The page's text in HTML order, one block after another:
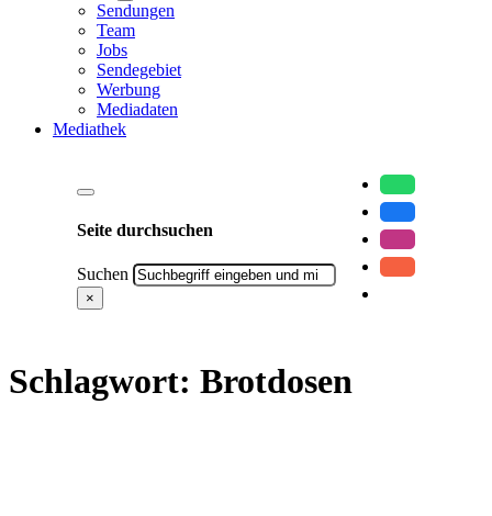
Sendungen
Team
Jobs
Sendegebiet
Werbung
Mediadaten
Mediathek
Seite durchsuchen
Suchen
×
Schlagwort: Brotdosen